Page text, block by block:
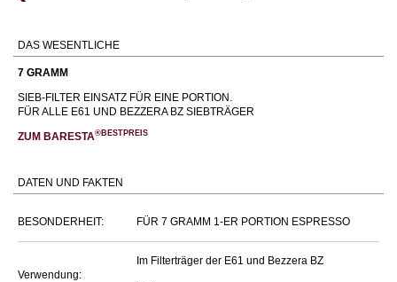
DAS WESENTLICHE
7 GRAMM
SIEB-FILTER EINSATZ FÜR EINE PORTION.
FÜR ALLE E61 UND BEZZERA BZ SIEBTRÄGER
ZUM BARESTA®BESTPREIS
DATEN UND FAKTEN
BESONDERHEIT: FÜR 7 GRAMM 1-ER PORTION ESPRESSO
Verwendung:
Im Filterträger der E61 und Bezzera BZ